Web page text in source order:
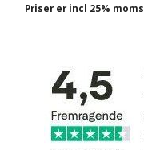
Priser er incl 25% moms